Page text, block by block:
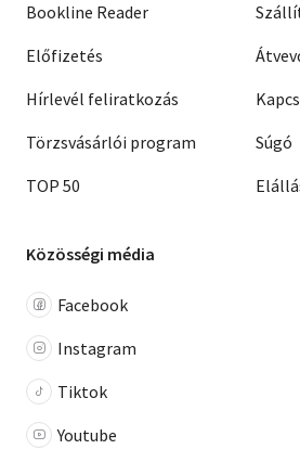
Bookline Reader
Előfizetés
Hírlevél feliratkozás
Törzsvásárlói program
TOP 50
Súgó
Közösségi média
Facebook
Instagram
Tiktok
Youtube